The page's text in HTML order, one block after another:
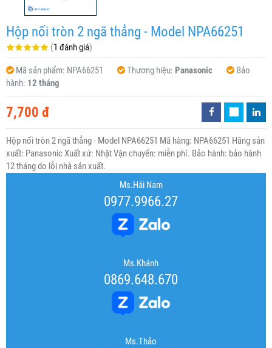
Hộp nối tròn 2 ngã thẳng - Model NPA66251
(1 đánh giá)
Mã sản phẩm: NPA66251 Thương hiệu: Panasonic
Bảo
hành: 12 tháng
7,700 đ
Hộp nối tròn 2 ngã thẳng - Model NPA66251 Mã hàng: NPA66251 Hãng sản
xuất: Panasonic Xuất xứ: Nhật Vận chuyển: miễn phí. Bảo hành: bảo hành
12 tháng do lỗi nhà sản xuất.
Ms.Hải Nam
0977.9966.27
Ms.Khánh
0869.648.670
Ms.Thảo